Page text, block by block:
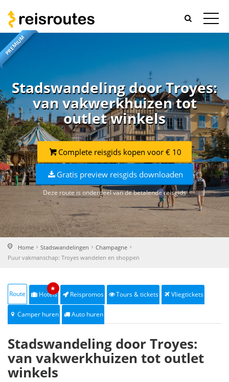
PREMIUM
Stadswandeling door Troyes:
van vakwerkhuizen tot
outlet winkels
Complete reisgids kopen voor € 10
Gratis preview reisgids downloaden
Deze route is onderdeel van de betalende reisgids
Home Stadswandelingen
Champagne
Puur vakmanschap: Troyes wandelen en shoppen
Route Hotels
★
Reispromos Tours & tickets Vliegtickets
Camper huren Auto huren
Stadswandeling door Troyes:
van vakwerkhuizen tot outlet
winkels